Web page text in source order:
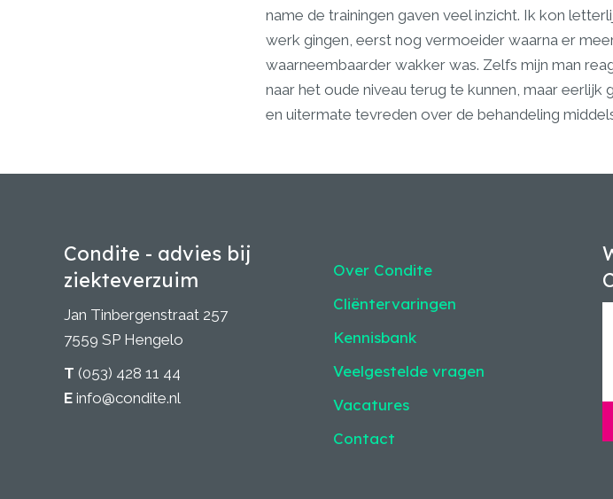
name de trainingen gaven veel inzicht. Ik kon
werk gingen, eerst nog vermoeider waarna er
waarneembaarder wakker was. Zelfs mijn man
naar het oude niveau terug te kunnen, maar
en uitermate tevreden over de behandeling
Condite - advies bij
ziekteverzuim
Jan Tinbergenstraat 257
7559 SP Hengelo
T (053) 428 11 44
E info@condite.nl
Over Condite
Cliëntervaringen
Kennisbank
Veelgestelde vragen
Vacatures
Contact